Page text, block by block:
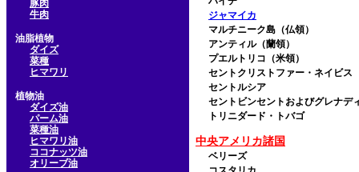
豚肉
牛肉
油脂植物
ダイズ
菜種
ヒマワリ
植物油
ダイズ油
パーム油
菜種油
ヒマワリ油
ココナッツ油
オリーブ油
ジャマイカ
マルチニーク島（仏領）
アンティル（蘭領）
プエルトリコ（米領）
セントクリストファー・ネイビス
セントルシア
セントビンセントおよびグレナデ
トリニダード・トバゴ
中央アメリカ諸国
ベリーズ